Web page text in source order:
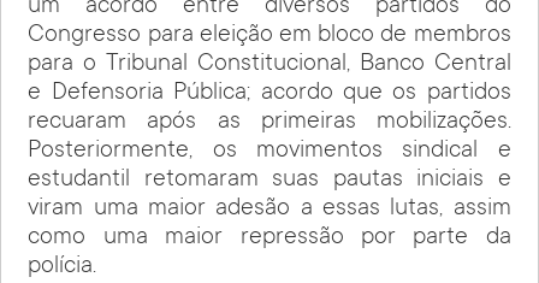
um acordo entre diversos partidos do
Congresso para eleição em bloco de membros
para o Tribunal Constitucional, Banco Central
e Defensoria Pública; acordo que os partidos
recuaram após as primeiras mobilizações.
Posteriormente, os movimentos sindical e
estudantil retomaram suas pautas iniciais e
viram uma maior adesão a essas lutas, assim
como uma maior repressão por parte da
polícia.